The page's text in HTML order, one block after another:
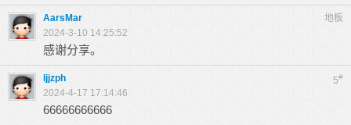
地板
AarsMar
2024-3-10 14:25:52
感谢分享。
5#
ljjzph
2024-4-17 17:14:46
66666666666